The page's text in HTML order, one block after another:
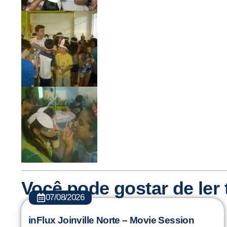
Você pode gostar de ler
07/08/2026
inFlux Joinville Norte – Movie Session